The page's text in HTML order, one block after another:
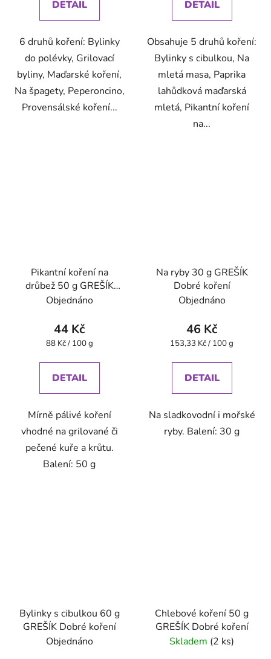
DETAIL
6 druhů koření: Bylinky
do polévky, Grilovací
byliny, Maďarské koření,
Na špagety, Peperoncino,
Provensálské koření...
DETAIL
Obsahuje 5 druhů koření:
Bylinky s cibulkou, Na
mletá masa, Paprika
lahůdková maďarská
mletá, Pikantní koření
na...
Pikantní koření na
drůbež 50 g GREŠÍK
Dobré koření
Objednáno
44 Kč
Měrná
88 Kč / 100 g
DETAIL
Mírně pálivé koření
vhodné na grilované či
pečené kuře a krůtu.
Balení: 50 g
Na ryby 30 g GREŠÍK
Dobré koření
Objednáno
46 Kč
Měrná
153,33 Kč / 100 g
DETAIL
Na sladkovodní i mořské
ryby. Balení: 30 g
Bylinky s cibulkou 60 g
GREŠÍK Dobré koření
Objednáno
Chlebové koření 50 g
GREŠÍK Dobré koření
Skladem (2 ks)